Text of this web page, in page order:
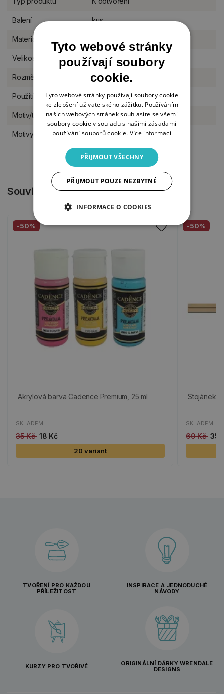
Balení kus
Materiál
Velikost M (11-17 cm)
Rozměr 12 x 14 cm
Použití na postavení do stojánku
Motiv/téma miminka, pro kluky
Motivy výřezů Pravěk a dinosauři
Související produkty
-50%
Akrylová barva Cadence Premium, 25 ml
SKLADEM
35 Kč 18 Kč
20 variant
-50%
Stojánek
SKLADEM
69 Kč 35
TVOŘENÍ PRO KAŽDOU
PŘÍLEŽITOST
INSPIRACE A JEDNODUCHÉ
NÁVODY
KURZY PRO TVOŘIVÉ
ORIGINÁLNÍ DÁRKY WRENDALE
DESIGNS
Tyto webové stránky
používají soubory
cookie.
Tyto webové stránky používají soubory cookie
ke zlepšení uživatelského zážitku. Používáním
našich webových stránek souhlasíte se všemi
soubory cookie v souladu s našimi zásadami
používání souborů cookie. Více informací
PŘIJMOUT VŠECHNY
PŘIJMOUT POUZE NEZBYTNÉ
INFORMACE O COOKIES